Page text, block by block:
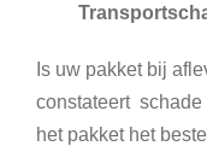
Is uw pakket bij
constateert
het pakket het